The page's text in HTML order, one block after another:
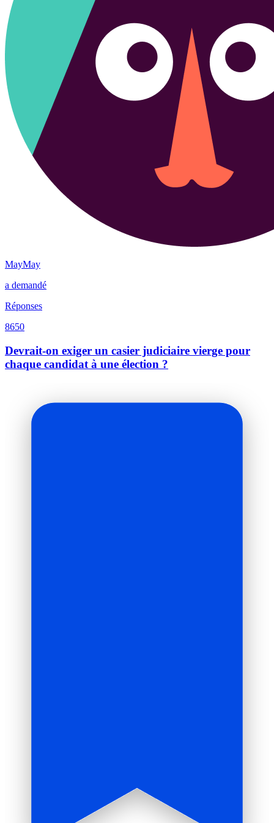
MayMay
a demandé
Réponses
8650
Devrait-on exiger un casier judiciaire vierge pour
chaque candidat à une élection ?